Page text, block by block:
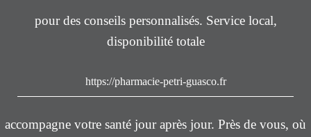
pour des conseils personnalisés. Service local,
disponibilité totale
https://pharmacie-petri-guasco.fr
accompagne votre santé jour après jour. Près de vous, où